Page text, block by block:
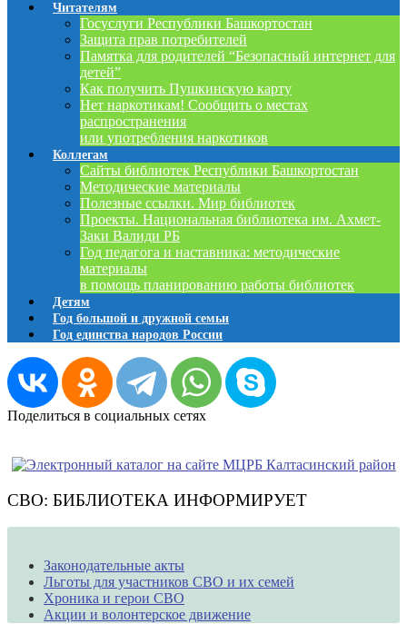
Читателям
Госуслуги Республики Башкортостан
Защита прав потребителей
Памятка для родителей “Безопасный интернет для
детей”
Как получить Пушкинскую карту
Нет наркотикам! Сообщить о местах
распространения
или употребления наркотиков
Коллегам
Сайты библиотек Республики Башкортостан
Методические материалы
Полезные ссылки. Мир библиотек
Проекты. Национальная библиотека им. Ахмет-
Заки Валиди РБ
Год педагога и наставника: методические
материалы
в помощь планированию работы библиотек
Детям
Год большой и дружной семьи
Год единства народов России
Поделиться в социальных сетях
СВО: БИБЛИОТЕКА ИНФОРМИРУЕТ
Законодательные акты
Льготы для участников СВО и их семей
Хроника и герои СВО
Акции и волонтерское движение